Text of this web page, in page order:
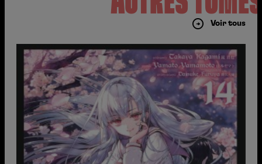
Voir tous